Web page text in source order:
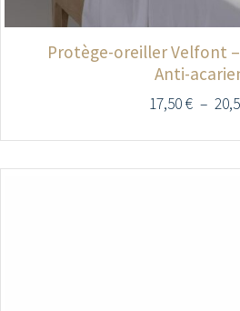
Protège-oreiller Velfont
Anti-
17,50€ –